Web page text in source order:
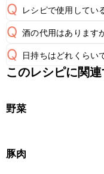
Q レシピで使用してい
A
Q 酒の代用はあります
A
Q 日持ちはどれくらい
保存期間は冷蔵で
※日持ちは目安です。
このレシピに関
野菜
豚肉